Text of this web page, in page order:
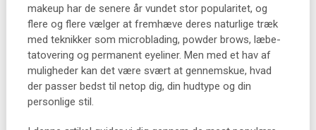
makeup har de senere år vundet stor popularitet, og
flere og flere vælger at fremhæve deres naturlige træk
med teknikker som microblading, powder brows, læbe-
tatovering og permanent eyeliner. Men med et hav af
muligheder kan det være svært at gennemskue, hvad
der passer bedst til netop dig, din hudtype og din
personlige stil.